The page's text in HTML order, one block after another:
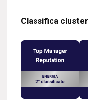
Classifica cluster